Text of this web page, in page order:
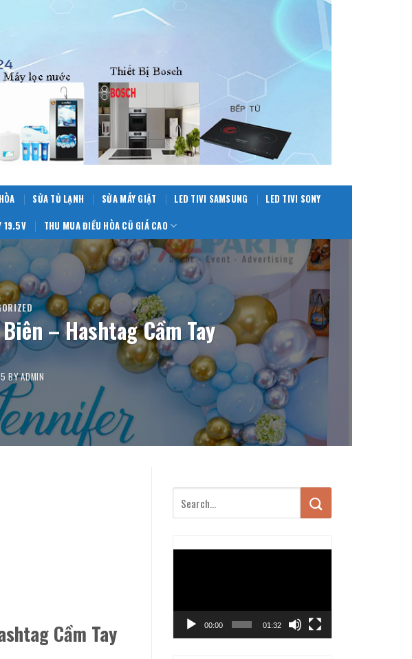
SỬA TỦ LẠNH SỬA MÁY GIẶT LED TIVI SAMSUNG LED TIVI SONY
19.5V THU MUA ĐIỀU HÒA CŨ GIÁ CAO
– Hashtag Cầm Tay
BYADMIN
Cầm Tay 00:00 01:32